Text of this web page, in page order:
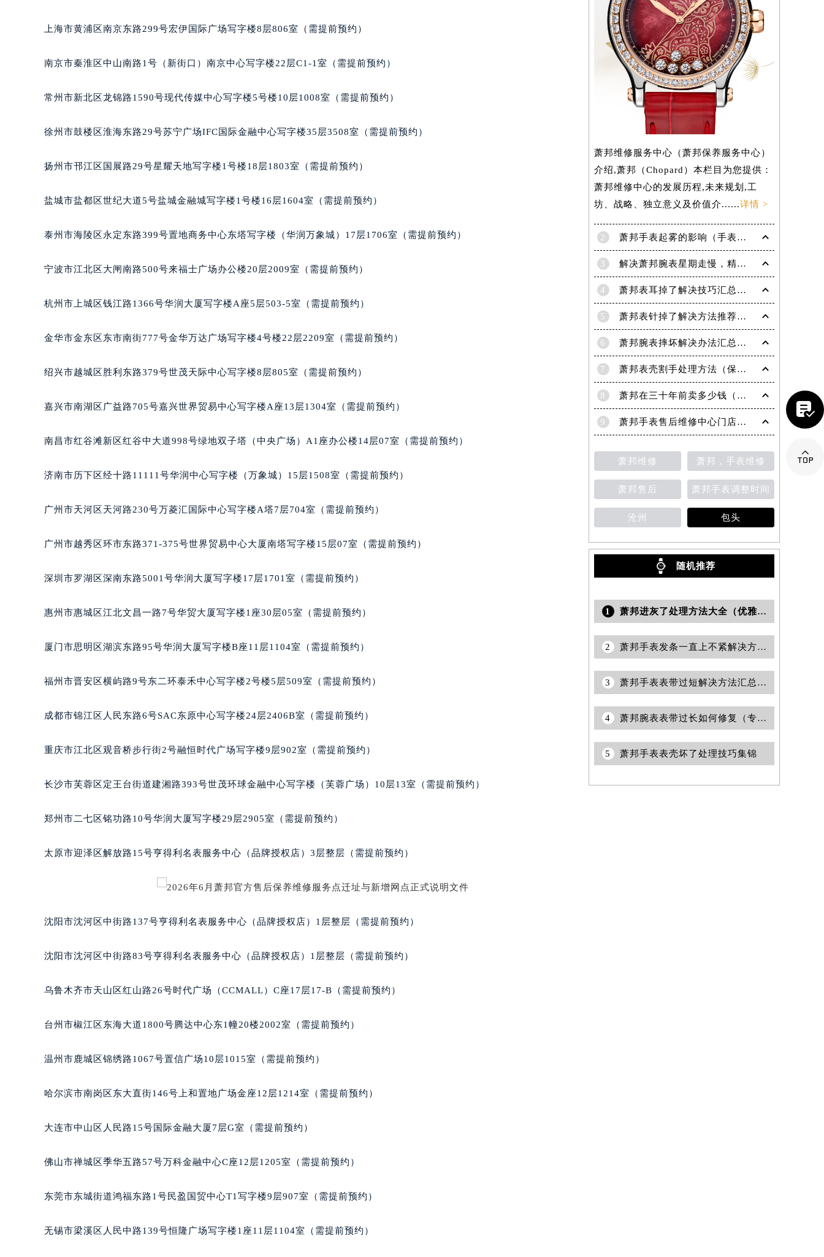
沈阳市沈河区中街路137号亨得利名表服务中心（品牌授权店）1层整层（需提前预约）
乌鲁木齐市天山区红山路26号时代广场（CCMALL）C座17层17-B（需提前预约）
哈尔滨市道里区友谊西路600号富力中心T2座写字楼29层03室（需提前预约）
佛山市禅城区季华五路57号万科金融中心C座12层1205室（需提前预约）
无锡市梁溪区人民中路139号恒隆广场写字楼1座11层1104室（需提前预约）
苏州市苏州工业园区星港街199号苏州中心办公楼C座22层08室（需提前预约）
南宁市青秀区金湖路59号地王大厦12楼1224室（需提前预约）
泉州市丰泽区宝洲路729号浦西万达中心写字楼A座7楼709室（需提前预约）
烟台市芝罘区胜利路139号万达金融中心A座907室（需提前预约）
贵阳市南明区都司高架桥路33号亨特国际金融中心14楼14D（需提前预约）
石家庄市长安区中山东路39号勒泰中心写字楼B座13层07室（需提前预约）
海口市龙华区金贸东路5号海口华润大厦B座17层1707室（需提前预约）
台州市椒江区东海大道1800号腾达中心东1幢20楼2002室（需提前预约）
甘肃省兰州市七里河区西津西路16号兰州中心写字楼21层2102室（需提前预约）
黑龙江省大庆市萨尔图区会战大街萧邦售后服务中心（需提前预约）
黑龙江省黑河市爱辉区中央街萧邦售后服务中心（需提前预约）
黑龙江省佳木斯市向阳区长安路萧邦售后服务中心（需提前预约）
黑龙江省七台河市桃山区大同街萧邦售后服务中心（需提前预约）
黑龙江省双鸭山市尖山区新兴大街萧邦售后服务中心（需提前预约）
黑龙江省伊春市伊美区通河路萧邦售后服务中心（需提前预约）
吉林省白山市浑江区浑江大街萧邦售后服务中心（需提前预约）
吉林省辽源市龙山区人民大街萧邦售后服务中心（需提前预约）
吉林省四平市铁东区紫气大路与南九经街交汇处萧邦售后服务中心（需提前预约）
吉林省通化市东昌区环通乡江南大街萧邦售后服务中心（需提前预约）
辽宁省鞍山市铁东区站前街萧邦售后服务中心（需提前预约）
辽宁省朝阳市双塔区新华路萧邦售后服务中心（需提前预约）
辽宁省抚顺市新抚区东一路萧邦售后服务中心（需提前预约）
辽宁省葫芦岛市连山区中央路萧邦售后服务中心（需提前预约）
辽宁省辽阳市白塔区新运大街萧邦售后服务中心（需提前预约）
辽宁省铁岭市银州区南马路萧邦售后服务中心（需提前预约）
辽宁省沈阳市沈河区中街路137号亨得利名表维修授权店1楼萧邦售后服务中心（需提前预约）
北京市朝阳区建国门外大街甲6号华熙国际中心D座11层1102室萧邦售后服务中心（北京总部）（需提前预约）
河北省保定市竞秀区朝阳北大街北国先天下萧邦售后服务中心（需提前预约）
内蒙古自治区巴彦淖尔市临河区新华街萧邦售后服务中心（需提前预约）
内蒙古自治区赤峰市红山区哈达街萧邦售后服务中心（需提前预约）
内蒙古自治区呼伦贝尔市海拉尔区中央街萧邦售后服务中心（需提前预约）
上海市黄浦区南京东路299号宏伊国际广场写字楼8层806室（需提前预约）
南京市秦淮区中山南路1号（新街口）南京中心写字楼22层C1-1室（需提前预约）
常州市新北区龙锦路1590号现代传媒中心写字楼5号楼10层1008室（需提前预约）
徐州市鼓楼区淮海东路29号苏宁广场IFC国际金融中心写字楼35层3508室（需提前预约）
扬州市邗江区国展路29号星耀天地写字楼1号楼18层1803室（需提前预约）
盐城市盐都区世纪大道5号盐城金融城写字楼1号楼16层1604室（需提前预约）
泰州市海陵区永定东路399号置地商务中心东塔写字楼（华润万象城）17层1706室（需提前预约）
宁波市江北区大闸南路500号来福士广场办公楼20层2009室（需提前预约）
杭州市上城区钱江路1366号华润大厦写字楼A座5层503-5室（需提前预约）
金华市金东区东市南街777号金华万达广场写字楼4号楼22层2209室（需提前预约）
绍兴市越城区胜利东路379号世茂天际中心写字楼8层805室（需提前预约）
嘉兴市南湖区广益路705号嘉兴世界贸易中心写字楼A座13层1304室（需提前预约）
南昌市红谷滩新区红谷中大道998号绿地双子塔（中央广场）A1座办公楼14层07室（需提前预约）
济南市历下区经十路11111号华润中心写字楼（万象城）15层1508室（需提前预约）
广州市天河区天河路230号万菱汇国际中心写字楼A塔7层704室（需提前预约）
广州市越秀区环市东路371-375号世界贸易中心大厦南塔写字楼15层07室（需提前预约）
深圳市罗湖区深南东路5001号华润大厦写字楼17层1701室（需提前预约）
惠州市惠城区江北文昌一路7号华贸大厦写字楼1座30层05室（需提前预约）
厦门市思明区湖滨东路95号华润大厦写字楼B座11层1104室（需提前预约）
福州市晋安区横屿路9号东二环泰禾中心写字楼2号楼5层509室（需提前预约）
成都市锦江区人民东路6号SAC东原中心写字楼24层2406B室（需提前预约）
重庆市江北区观音桥步行街2号融恒时代广场写字楼9层902室（需提前预约）
长沙市芙蓉区定王台街道建湘路393号世茂环球金融中心写字楼（芙蓉广场）10层13室（需提前预约）
郑州市二七区铭功路10号华润大厦写字楼29层2905室（需提前预约）
太原市迎泽区解放路15号亨得利名表服务中心（品牌授权店）3层整层（需提前预约）
沈阳市沈河区中街路137号亨得利名表服务中心（品牌授权店）1层整层（需提前预约）
沈阳市沈河区中街路83号亨得利名表服务中心（品牌授权店）1层整层（需提前预约）
乌鲁木齐市天山区红山路26号时代广场（CCMALL）C座17层17-B（需提前预约）
台州市椒江区东海大道1800号腾达中心东1幢20楼2002室（需提前预约）
温州市鹿城区锦绣路1067号置信广场10层1015室（需提前预约）
哈尔滨市南岗区东大直街146号上和置地广场金座12层1214室（需提前预约）
大连市中山区人民路15号国际金融大厦7层G室（需提前预约）
佛山市禅城区季华五路57号万科金融中心C座12层1205室（需提前预约）
东莞市东城街道鸿福东路1号民盈国贸中心T1写字楼9层907室（需提前预约）
无锡市梁溪区人民中路139号恒隆广场写字楼1座11层1104室（需提前预约）
萧邦维修服务中心（萧邦保养服务中心）
介绍,萧邦（Chopard）本栏目为您提供：
萧邦维修中心的发展历程,未来规划,工
坊、战略、独立意义及价值介......详情 >
2 萧邦手表起雾的影响（手表起雾维护建议）
3 解决萧邦腕表星期走慢，精准调校秘籍在这里
4 萧邦表耳掉了解决技巧汇总（轻松修复爱表的小妙招）
5 萧邦表针掉了解决方法推荐（轻松修复你的爱表）
6 萧邦腕表摔坏解决办法汇总（专业修复与日常保养技巧）
7 萧邦表壳割手处理方法（保养与修复技巧指南）
8 萧邦在三十年前卖多少钱（名表价格变迁的历史洞察）
9 萧邦手表售后维修中心门店地址
萧邦维修 萧邦，手表维修
萧邦售后 萧邦手表调整时间
沧州 包头
随机推荐
1 萧邦进灰了处理方法大全（优雅手表的日常保养技巧）
2 萧邦手表发条一直上不紧解决方法汇总（日常维护与专业修复技巧）
3 萧邦手表表带过短解决方法汇总（DIY调整技巧与专业维修建议）
4 萧邦腕表表带过长如何修复（专业保养技巧与注意事项）
5 萧邦手表表壳坏了处理技巧集锦

